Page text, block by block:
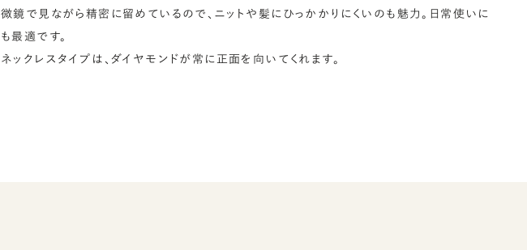
微鏡で見ながら精密に留めているので、ニットや髪にひっかかりにくいのも魅力。日常使いに
も最適です。
ネックレスタイプは、ダイヤモンドが常に正面を向いてくれます。